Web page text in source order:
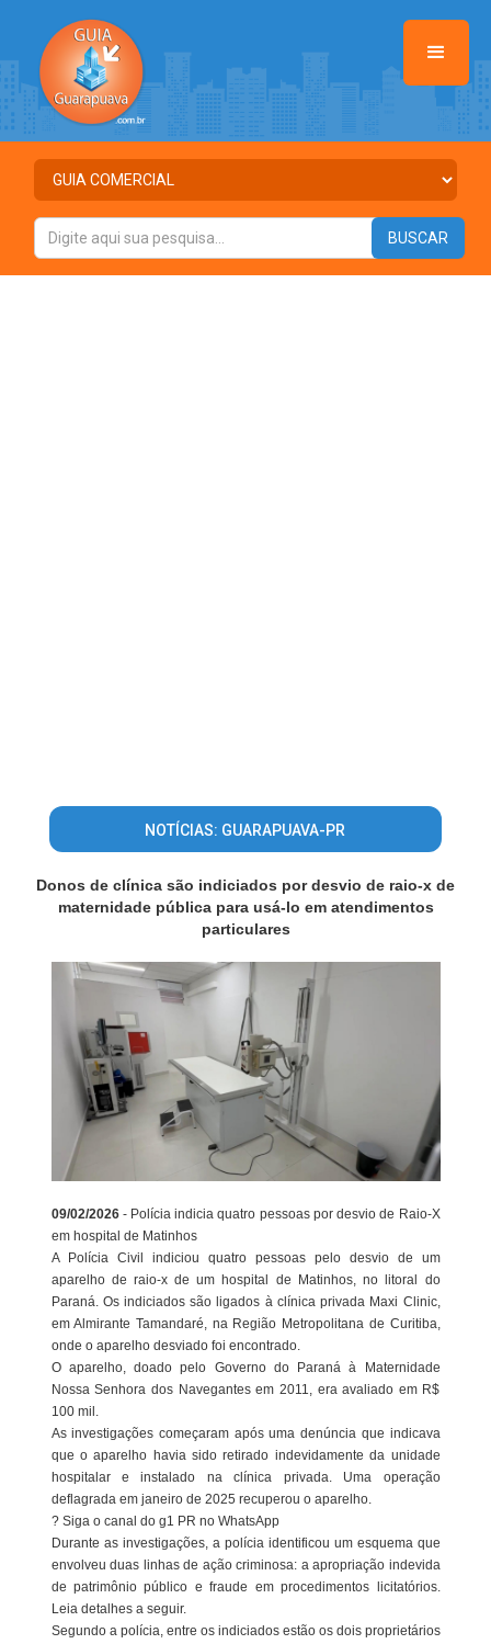
NOTÍCIAS: GUARAPUAVA-PR
Donos de clínica são indiciados por desvio de raio-x de
maternidade pública para usá-lo em atendimentos
particulares
09/02/2026 - Polícia indicia quatro pessoas por desvio de Raio-X
em hospital de Matinhos
A Polícia Civil indiciou quatro pessoas pelo desvio de um
aparelho de raio-x de um hospital de Matinhos, no litoral do
Paraná. Os indiciados são ligados à clínica privada Maxi Clinic,
em Almirante Tamandaré, na Região Metropolitana de Curitiba,
onde o aparelho desviado foi encontrado.
O aparelho, doado pelo Governo do Paraná à Maternidade
Nossa Senhora dos Navegantes em 2011, era avaliado em R$
100 mil.
As investigações começaram após uma denúncia que indicava
que o aparelho havia sido retirado indevidamente da unidade
hospitalar e instalado na clínica privada. Uma operação
deflagrada em janeiro de 2025 recuperou o aparelho.
? Siga o canal do g1 PR no WhatsApp
Durante as investigações, a polícia identificou um esquema que
envolveu duas linhas de ação criminosa: a apropriação indevida
de patrimônio público e fraude em procedimentos licitatórios.
Leia detalhes a seguir.
Segundo a polícia, entre os indiciados estão os dois proprietários